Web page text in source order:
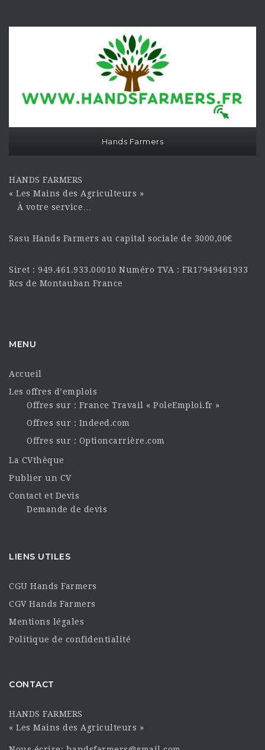
Hands Farmers
HANDS FARMERS
« Les Mains des Agriculteurs »
À votre service…
Sasu Hands Farmers au capital sociale de 3000,00€
Siret : 949.461.933.00010 Numéro TVA : FR17949461933
Rcs de Montauban France
MENU
Accueil
Les offres d’emplois
Offres sur : France Travail « PoleEmploi.fr »
Offres sur : Indeed.com
Offres sur : Optioncarrière.com
La CVthèque
Publier un CV
Contact et Devis
Demande de devis
LIENS UTILES
CGU Hands Farmers
CGV Hands Farmers
Mentions légales
Politique de confidentialité
CONTACT
HANDS FARMERS
« Les Mains des Agriculteurs »